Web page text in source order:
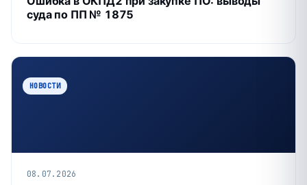
суда по ПП № 1875
НОВОСТИ
08.07.2026